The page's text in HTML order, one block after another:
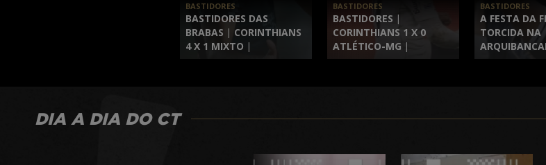
BASTIDORES
BASTIDORES DAS
BRABAS | CORINTHIANS
4 X 1 MIXTO |
BRASILEIRÃO FEMININO
BASTIDORES
BASTIDORES |
CORINTHIANS 1 X 0
ATLÉTICO-MG |
BRASILEIRÃO 2026 | 17ª
BASTIDORES
A FESTA DA
TORCIDA NA
CORINTHIANS
DIA A DIA DO CT